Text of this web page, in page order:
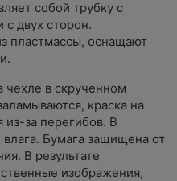
собой трубку с
двух сторон.
пластмассы, оснащают
чехле в скрученном
краска на
из-за перегибов. В
Бумага защищена от
В результате
изображения,